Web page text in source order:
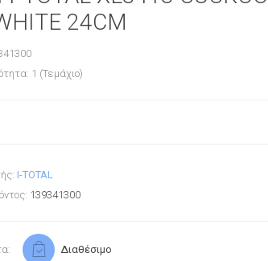
24CM
1 (Τεμάχιο)
I-TOTAL
139341300
Διαθέσιμο